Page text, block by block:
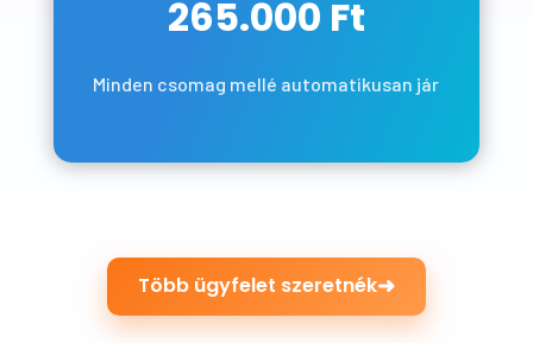
265.000 Ft
Minden csomag mellé automatikusan jár
Több ügyfelet szeretnék➜